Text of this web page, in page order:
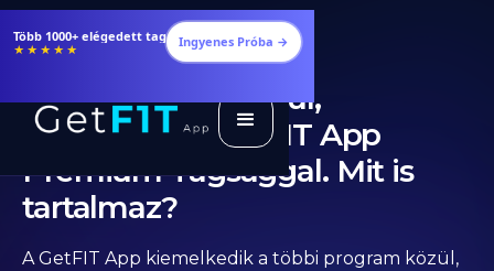
Több 1000+ elégedett tag
★★★★★ Ingyenes Próba →
Diéta Éhezés nélkül,
Fogyókúra a GetFIT App
Prémium Tagsággal. Mit is
tartalmaz?
A GetFIT App kiemelkedik a többi program közül,